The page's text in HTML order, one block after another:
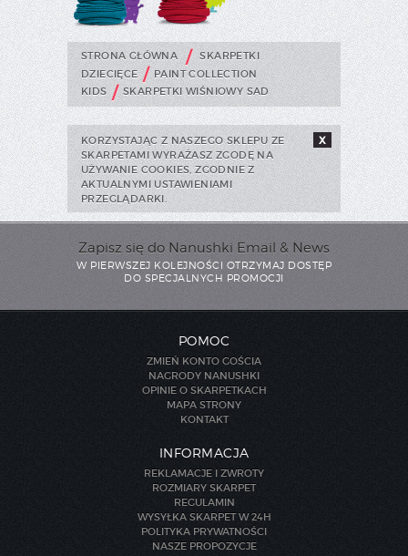
STRONA GŁÓWNA /
SKARPETKI
DZIECIĘCE / PAINT COLLECTION
KIDS / SKARPETKI WIŚNIOWY SAD
KORZYSTAJĄC Z NASZEGO SKLEPU ZE
SKARPETAMI WYRAŻASZ ZGODĘ NA
UŻYWANIE COOKIES, ZGODNIE Z
AKTUALNYMI USTAWIENIAMI
PRZEGLĄDARKI.
X
Zapisz się do Nanushki Email & News
W PIERWSZEJ KOLEJNOŚCI OTRZYMAJ DOSTĘP
DO SPECJALNYCH PROMOCJI
POMOC
ZMIEŃ KONTO GOŚCIA
NAGRODY NANUSHKI
OPINIE O SKARPETKACH
MAPA STRONY
KONTAKT
INFORMACJA
REKLAMACJE I ZWROTY
ROZMIARY SKARPET
REGULAMIN
WYSYŁKA SKARPET W 24H
POLITYKA PRYWATNOŚCI
NASZE PROPOZYCJE